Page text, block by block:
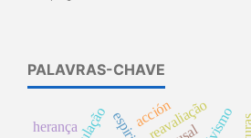
PALAVRAS-CHAVE
herança reavaliação
acción